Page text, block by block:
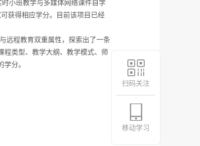
扫码关注
移动学习
时小班教学与多媒体网络课件自学
获得相应学分。目前该项目已经
远程教育双重属性，探索出了一条
程类型、教学大纲、教学模式、师
分。